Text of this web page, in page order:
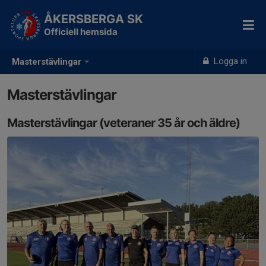
Masterstävlingar Logga in
ÅKERSBERGA SK
Officiell hemsida
Masterstävlingar
Masterstävlingar (veteraner 35 år och äldre)